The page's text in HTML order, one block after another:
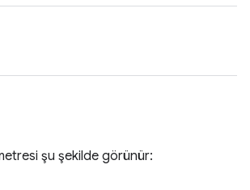
şu şekilde görünür: